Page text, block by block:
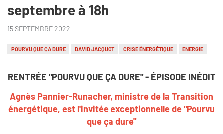
septembre à 18h
15 SEPTEMBRE 2022
POURVU QUE ÇA DURE DAVID JACQUOT CRISE ÉNERGÉTIQUE ENERGIE
RENTRÉE "POURVU QUE ÇA DURE" - ÉPISODE INÉDIT
Agnès Pannier-Runacher, ministre de la Transition
énergétique, est l'invitée exceptionnelle de "Pourvu
que ça dure"